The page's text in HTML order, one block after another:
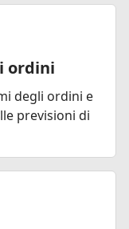
ordini
degli ordini e
previsioni di